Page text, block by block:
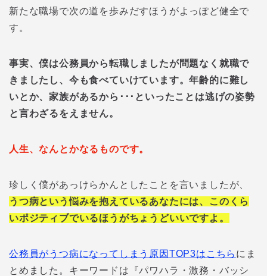
新たな職場で次の道を歩みだすほうがよっぽど健全で
す。
事実、僕は公務員から転職しましたが問題なく就職で
きましたし、今も食べていけています。年齢的に難し
いとか、家族があるから･･･といったことは逃げの姿勢
と言わざるをえません。
人生、なんとかなるものです。
珍しく僕があっけらかんとしたことを言いましたが、
うつ病という悩みを抱えているあなたには、このくら
いポジティブでいるほうがちょうどいいですよ。
公務員がうつ病になってしまう原因TOP3はこちら にま
とめました。キーワードは『パワハラ・激務・バッシ